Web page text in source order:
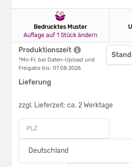
Bedrucktes Muster
Auflage auf 1 Stück ändern
Produktionszeit
*Mo-Fr, bei Daten-Upload und
Freigabe bis: 07.08.2026
Lieferung
zzgl. Lieferzeit: ca. 2 Werktage